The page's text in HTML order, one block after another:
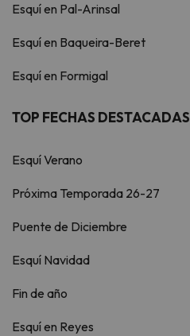
Esquí en Pal-Arinsal
Esquí en Baqueira-Beret
Esquí en Formigal
TOP FECHAS DESTACADAS
Esquí Verano
Próxima Temporada 26-27
Puente de Diciembre
Esquí Navidad
Fin de año
Esquí en Reyes